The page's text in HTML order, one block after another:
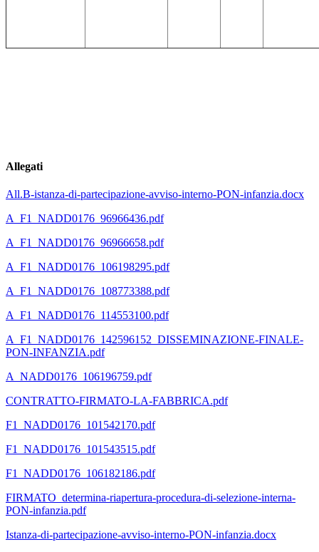
Allegati
All.B-istanza-di-partecipazione-avviso-interno-PON-infanzia.docx
A_F1_NADD0176_96966436.pdf
A_F1_NADD0176_96966658.pdf
A_F1_NADD0176_106198295.pdf
A_F1_NADD0176_108773388.pdf
A_F1_NADD0176_114553100.pdf
A_F1_NADD0176_142596152_DISSEMINAZIONE-FINALE-
PON-INFANZIA.pdf
A_NADD0176_106196759.pdf
CONTRATTO-FIRMATO-LA-FABBRICA.pdf
F1_NADD0176_101542170.pdf
F1_NADD0176_101543515.pdf
F1_NADD0176_106182186.pdf
FIRMATO_determina-riapertura-procedura-di-selezione-interna-
PON-infanzia.pdf
Istanza-di-partecipazione-avviso-interno-PON-infanzia.docx